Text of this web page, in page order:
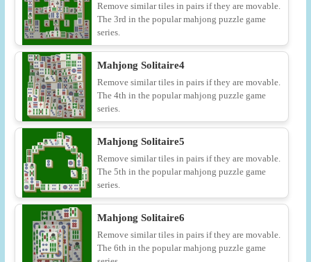
Remove similar tiles in pairs if they are movable.
The 3rd in the popular mahjong puzzle game
series.
Mahjong Solitaire4
Remove similar tiles in pairs if they are movable.
The 4th in the popular mahjong puzzle game
series.
Mahjong Solitaire5
Remove similar tiles in pairs if they are movable.
The 5th in the popular mahjong puzzle game
series.
Mahjong Solitaire6
Remove similar tiles in pairs if they are movable.
The 6th in the popular mahjong puzzle game